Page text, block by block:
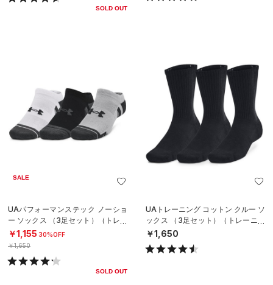
SOLD OUT
SALE
UAパフォーマンステック ノーショ
ー ソックス （3足セット）（トレー
ニング/UNISEX）
￥1,155 30%OFF
￥1,650
SOLD OUT
UAトレーニング コットン クルー ソ
ックス （3足セット）（トレーニン
グ/UNISEX）
￥1,650